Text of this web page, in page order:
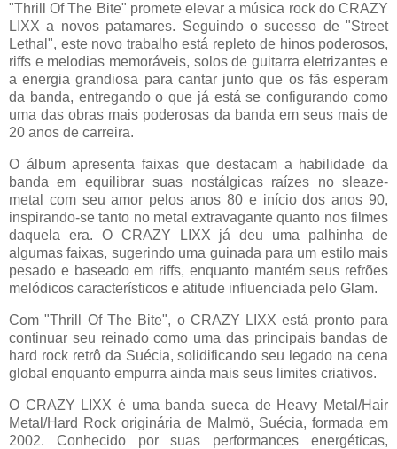
"Thrill Of The Bite" promete elevar a música rock do CRAZY
LIXX a novos patamares. Seguindo o sucesso de "Street
Lethal", este novo trabalho está repleto de hinos poderosos,
riffs e melodias memoráveis, solos de guitarra eletrizantes e
a energia grandiosa para cantar junto que os fãs esperam
da banda, entregando o que já está se configurando como
uma das obras mais poderosas da banda em seus mais de
20 anos de carreira.
O álbum apresenta faixas que destacam a habilidade da
banda em equilibrar suas nostálgicas raízes no sleaze-
metal com seu amor pelos anos 80 e início dos anos 90,
inspirando-se tanto no metal extravagante quanto nos filmes
daquela era. O CRAZY LIXX já deu uma palhinha de
algumas faixas, sugerindo uma guinada para um estilo mais
pesado e baseado em riffs, enquanto mantém seus refrões
melódicos característicos e atitude influenciada pelo Glam.
Com "Thrill Of The Bite", o CRAZY LIXX está pronto para
continuar seu reinado como uma das principais bandas de
hard rock retrô da Suécia, solidificando seu legado na cena
global enquanto empurra ainda mais seus limites criativos.
O CRAZY LIXX é uma banda sueca de Heavy Metal/Hair
Metal/Hard Rock originária de Malmö, Suécia, formada em
2002. Conhecido por suas performances energéticas,